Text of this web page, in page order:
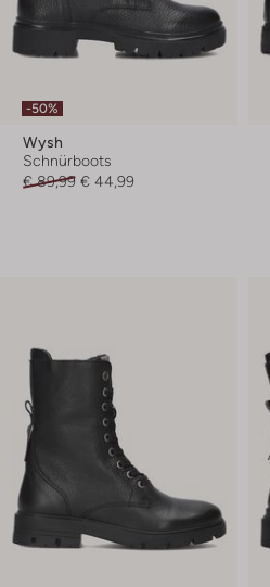
-50%
Wysh
Schnürboots
€ 89,99 € 44,99